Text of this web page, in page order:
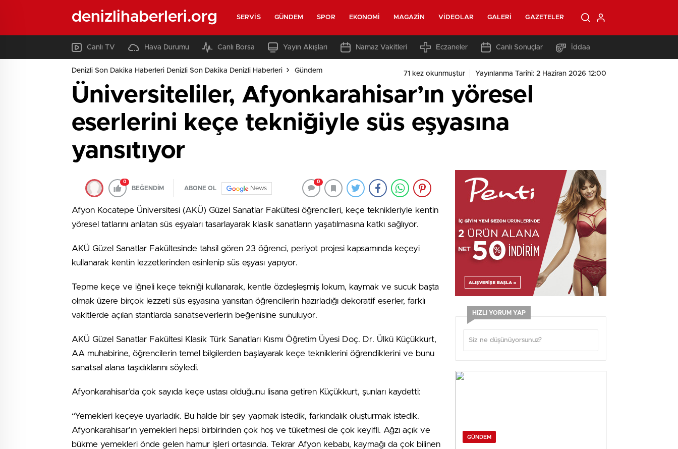
denizlihaberleri.org SERVIS GÜNDEM SPOR EKONOMI MAGAZIN VIDEOLAR GALERI GAZETELER
Canlı TV Hava Durumu Canlı Borsa Yayın Akışları Namaz Vakitleri Eczaneler Canlı Sonuçlar İddaa
Denizli Son Dakika Haberleri Denizli Son Dakika Denizli Haberleri Gündem 71 kez okunmuştur Yayınlanma Tarihi: 2 Haziran 2026 12:00
Üniversiteliler, Afyonkarahisar’ın yöresel
eserlerini keçe tekniğiyle süs eşyasına
yansıtıyor
0
BEĞENDİM ABONE OL News
0
Afyon Kocatepe Üniversitesi (AKÜ) Güzel Sanatlar Fakültesi öğrencileri, keçe teknikleriyle kentin
yöresel tatlarını anlatan süs eşyaları tasarlayarak klasik sanatların yaşatılmasına katkı sağlıyor.
AKÜ Güzel Sanatlar Fakültesinde tahsil gören 23 öğrenci, periyot projesi kapsamında keçeyi
kullanarak kentin lezzetlerinden esinlenip süs eşyası yapıyor.
Tepme keçe ve iğneli keçe tekniği kullanarak, kentle özdeşleşmiş lokum, kaymak ve sucuk başta
olmak üzere birçok lezzeti süs eşyasına yansıtan öğrencilerin hazırladığı dekoratif eserler, farklı
vakitlerde açılan stantlarda sanatseverlerin beğenisine sunuluyor.
AKÜ Güzel Sanatlar Fakültesi Klasik Türk Sanatları Kısmı Öğretim Üyesi Doç. Dr. Ülkü Küçükkurt,
AA muhabirine, öğrencilerin temel bilgilerden başlayarak keçe tekniklerini öğrendiklerini ve bunu
sanatsal alana taşıdıklarını söyledi.
Afyonkarahisar’da çok sayıda keçe ustası olduğunu lisana getiren Küçükkurt, şunları kaydetti:
“Yemekleri keçeye uyarladık. Bu halde bir şey yapmak istedik, farkındalık oluşturmak istedik.
Afyonkarahisar’ın yemekleri hepsi birbirinden çok hoş ve tüketmesi de çok keyifli. Ağzı açık ve
bükme yemekleri önde gelen hamur işleri ortasında. Tekrar Afyon kebabı, kaymağı da çok bilinen
HIZLI YORUM YAP
GÜNDEM